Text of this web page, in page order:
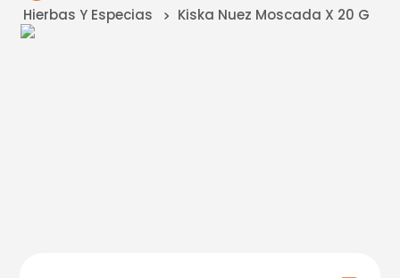
Hierbas Y Especias
Kiska Nuez Moscada X 20 G